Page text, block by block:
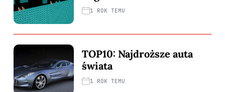
1 ROK TEMU
TOP10: Najdroższe auta
świata
1 ROK TEMU